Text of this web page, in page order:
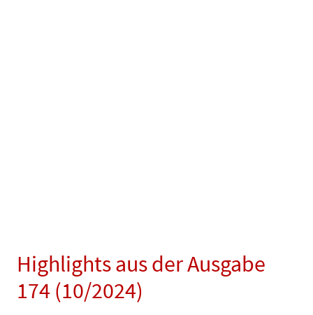
Highlights aus der Ausgabe
174 (10/2024)